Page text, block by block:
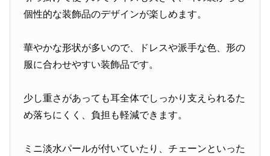
個性的な装飾品のデザインが楽しめます。
華やかな形状が多いので、ドレスや派手な色、形の
服に合わせやすい装飾品です。
少し重さがあっても耳全体でしっかり支えられるた
め落ちにくく、負担も軽減できます。
ミニ淡水パールが付いていたり、チェーンといった